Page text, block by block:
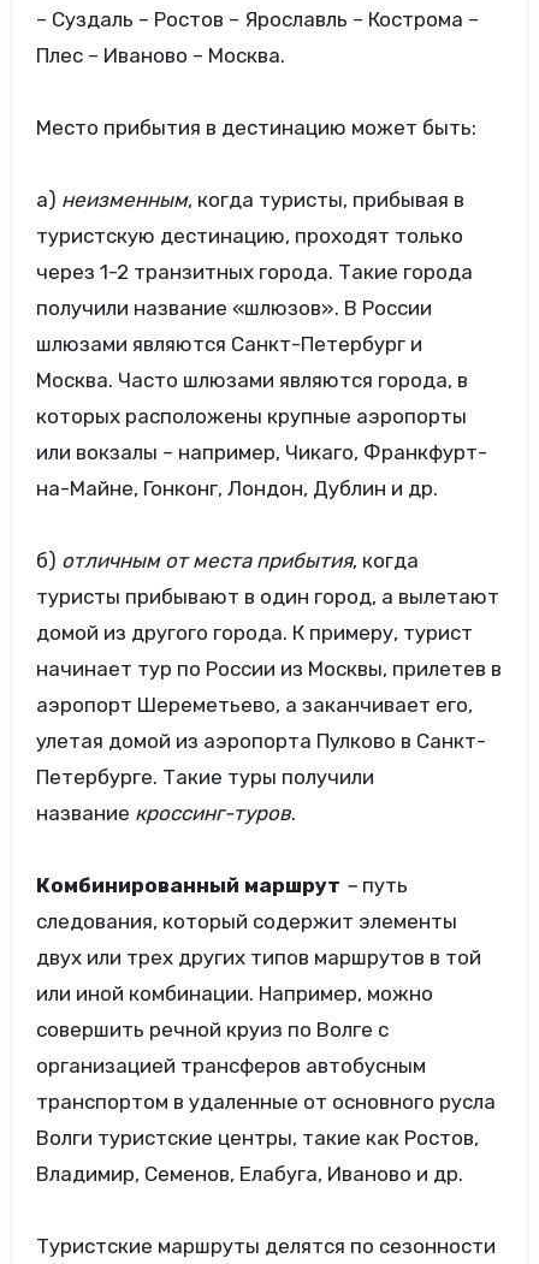
– Суздаль – Ростов – Ярославль – Кострома –
Плес – Иваново – Москва.
Место прибытия в дестинацию может быть:
а) неизменным, когда туристы, прибывая в
туристскую дестинацию, проходят только
через 1-2 транзитных города. Такие города
получили название «шлюзов». В России
шлюзами являются Санкт-Петербург и
Москва. Часто шлюзами являются города, в
которых расположены крупные аэропорты
или вокзалы – например, Чикаго, Франкфурт-
на-Майне, Гонконг, Лондон, Дублин и др.
б) отличным от места прибытия, когда
туристы прибывают в один город, а вылетают
домой из другого города. К примеру, турист
начинает тур по России из Москвы, прилетев в
аэропорт Шереметьево, а заканчивает его,
улетая домой из аэропорта Пулково в Санкт-
Петербурге. Такие туры получили
название кроссинг-туров.
Комбинированный маршрут – путь
следования, который содержит элементы
двух или трех других типов маршрутов в той
или иной комбинации. Например, можно
совершить речной круиз по Волге с
организацией трансферов автобусным
транспортом в удаленные от основного русла
Волги туристские центры, такие как Ростов,
Владимир, Семенов, Елабуга, Иваново и др.
Туристские маршруты делятся по сезонности